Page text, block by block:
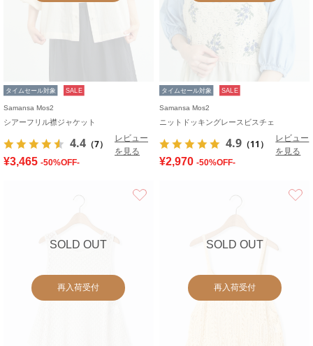
タイムセール対象 SALE
Samansa Mos2
シアーフリル襟ジャケット
4.4 （7）
レビュー
を見る
¥3,465 -50%OFF-
タイムセール対象 SALE
Samansa Mos2
ニットドッキングレースビスチェ
4.9 （11）
レビュー
を見る
¥2,970 -50%OFF-
SOLD OUT
再入荷受付
SOLD OUT
再入荷受付